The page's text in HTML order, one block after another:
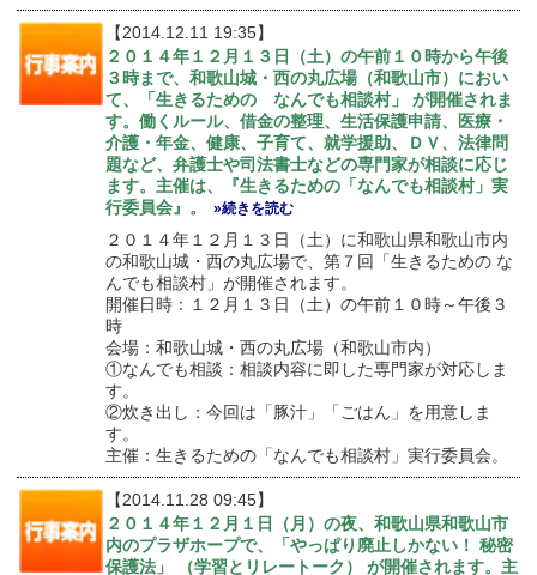
【2014.12.11 19:35】
２０１４年１２月１３日（土）の午前１０時から午後
３時まで、和歌山城・西の丸広場（和歌山市）におい
て、「生きるための なんでも相談村」 が開催されま
す。働くルール、借金の整理、生活保護申請、医療・
介護・年金、健康、子育て、就学援助、ＤＶ、法律問
題など、弁護士や司法書士などの専門家が相談に応じ
ます。主催は、『生きるための「なんでも相談村」実
行委員会』。
»続きを読む
２０１４年１２月１３日（土）に和歌山県和歌山市内
の和歌山城・西の丸広場で、第７回「生きるための な
んでも相談村」が開催されます。
開催日時：１２月１３日（土）の午前１０時～午後３
時
会場：和歌山城・西の丸広場（和歌山市内）
①なんでも相談：相談内容に即した専門家が対応しま
す。
②炊き出し：今回は「豚汁」「ごはん」を用意しま
す。
主催：生きるための「なんでも相談村」実行委員会。
【2014.11.28 09:45】
２０１４年１２月１日（月）の夜、和歌山県和歌山市
内のプラザホープで、「やっぱり廃止しかない！ 秘密
保護法」 （学習とリレートーク） が開催されます。主